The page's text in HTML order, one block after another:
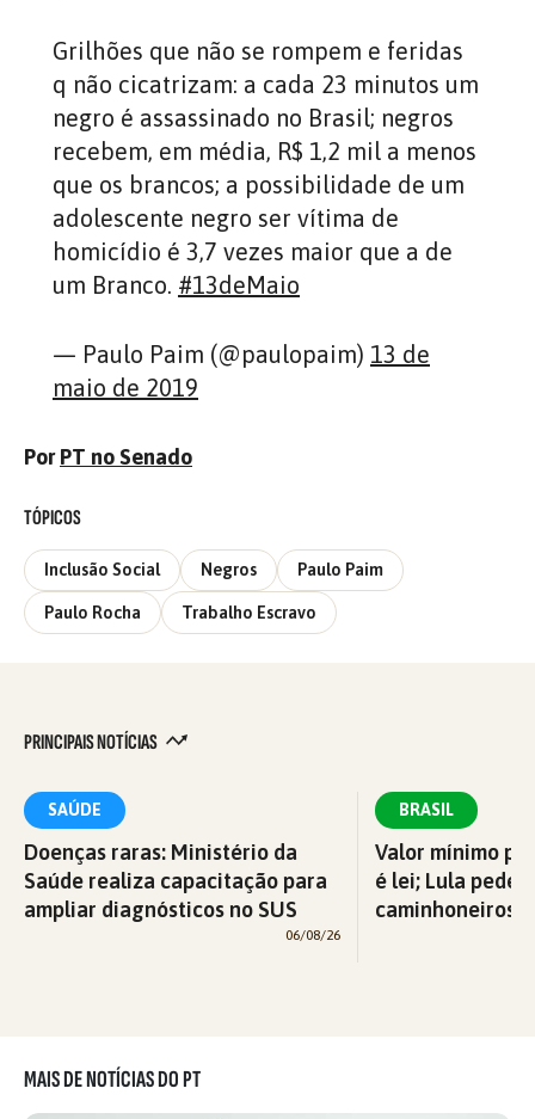
Grilhões que não se rompem e feridas
q não cicatrizam: a cada 23 minutos um
negro é assassinado no Brasil; negros
recebem, em média, R$ 1,2 mil a menos
que os brancos; a possibilidade de um
adolescente negro ser vítima de
homicídio é 3,7 vezes maior que a de
um Branco. #13deMaio
— Paulo Paim (@paulopaim) 13 de
maio de 2019
PorPT no Senado
TÓPICOS
Inclusão Social Negros Paulo Paim
Paulo Rocha Trabalho Escravo
PRINCIPAIS NOTÍCIAS
SAÚDE
Doenças raras: Ministério da
Saúde realiza capacitação para
ampliar diagnósticos no SUS
06/08/26
BRASIL
Valor mínimo
é lei; Lula pede
caminhoneiros
MAIS DE NOTÍCIAS DO PT